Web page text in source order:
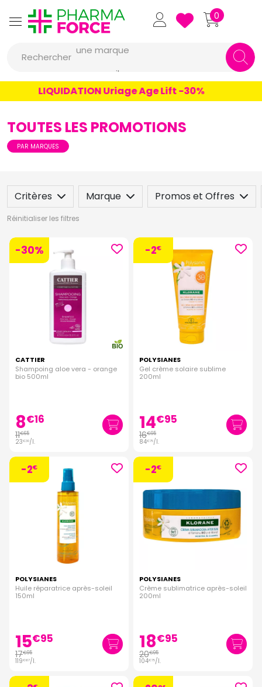
Pharmaforce Grande
0
Rechercher
une marque
un conseil
un produit
une marque
LIQUIDATION Uriage Age Lift -30%
TOUTES LES PROMOTIONS
PAR MARQUES
Critères Marque Promos et Offres
Réinitialiser les filtres
-30%
CATTIER
Shampoing aloe vera - orange
bio 500ml
8€16
11€65
23€30/l.
-2€
POLYSIANES
Gel crème solaire sublime
200ml
14€95
16€95
84€75/l.
-2€
POLYSIANES
Huile réparatrice après-soleil
150ml
15€95
17€95
119€67/l.
-2€
POLYSIANES
Crème sublimatrice après-soleil
200ml
18€95
20€95
104€75/l.